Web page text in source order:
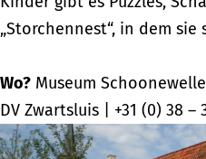
„Storchennest“, in dem
Wo? Museum
DV Zwartsluis | +31 (0) 38 –